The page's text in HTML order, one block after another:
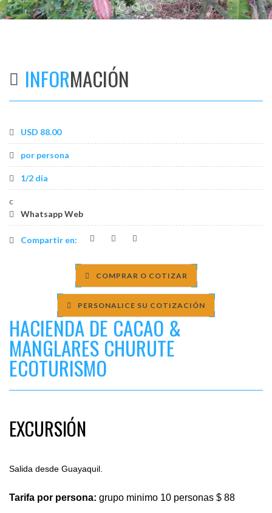
INFORMACIÓN
USD 88.00
por persona
1/2 dia
c
Whatsapp Web
Compartir en:
COMPRAR O COTIZAR
PERSONALICE SU COTIZACIÓN
HACIENDA DE CACAO &
MANGLARES CHURUTE
ECOTURISMO
EXCURSIÓN
Salida desde Guayaquil.
Tarifa por persona: grupo minimo 10 personas $ 88